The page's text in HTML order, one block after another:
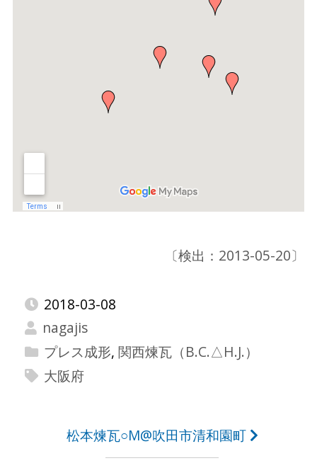
〔検出：2013-05-20〕
2018-03-08
nagajis
プレス成形, 関西煉瓦（B.C.△H.J.）
大阪府
松本煉瓦○M@吹田市清和園町